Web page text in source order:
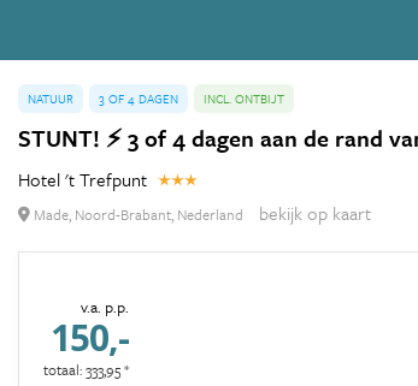
NATUUR 3 OF 4 DAGEN INCL. ONTBIJT
STUNT! ⚡️ 3 of 4 dagen aan de rand
Hotel 't Trefpunt
Made, Noord-Brabant, Nederland bekijk op kaart
v.a. p.p.
150,-
totaal: 333,95 *